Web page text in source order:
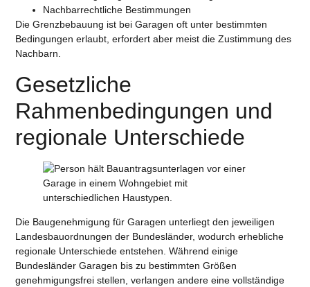
Nachbarrechtliche Bestimmungen
Die Grenzbebauung ist bei Garagen oft unter bestimmten
Bedingungen erlaubt, erfordert aber meist die Zustimmung des
Nachbarn.
Gesetzliche
Rahmenbedingungen und
regionale Unterschiede
Die Baugenehmigung für Garagen unterliegt den jeweiligen
Landesbauordnungen der Bundesländer, wodurch erhebliche
regionale Unterschiede entstehen. Während einige
Bundesländer Garagen bis zu bestimmten Größen
genehmigungsfrei stellen, verlangen andere eine vollständige